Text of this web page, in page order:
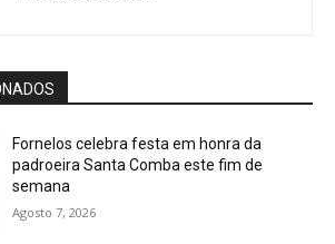
Fornelos celebra festa em honra da
padroeira Santa Comba este fim de
semana
Agosto 7, 2026